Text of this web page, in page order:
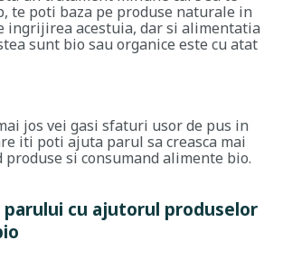
te poti baza pe produse naturale in
ingrijirea acestuia, dar si alimentatia
sunt bio sau organice este cu atat
jos vei gasi sfaturi usor de pus in
iti poti ajuta parul sa creasca mai
si consumand alimente bio.
parului cu ajutorul produselor